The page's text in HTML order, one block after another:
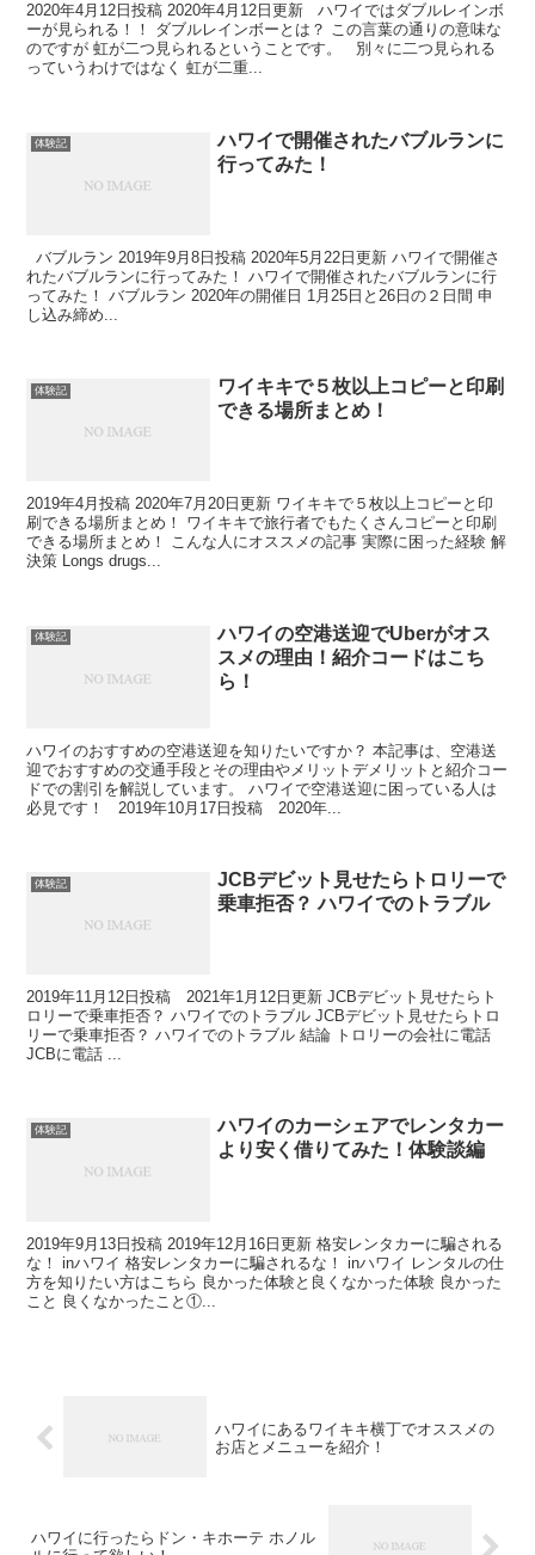
2020年4月12日投稿 2020年4月12日更新 ハワイではダブルレインボ
ーが見られる！！ ダブルレインボーとは？ この言葉の通りの意味な
のですが 虹が二つ見られるということです。 別々に二つ見られる
っていうわけではなく 虹が二重...
体験記
ハワイで開催されたバブルランに
行ってみた！
バブルラン 2019年9月8日投稿 2020年5月22日更新 ハワイで開催さ
れたバブルランに行ってみた！ ハワイで開催されたバブルランに行
ってみた！ バブルラン 2020年の開催日 1月25日と26日の２日間 申
し込み締め...
体験記
ワイキキで５枚以上コピーと印刷
できる場所まとめ！
2019年4月投稿 2020年7月20日更新 ワイキキで５枚以上コピーと印
刷できる場所まとめ！ ワイキキで旅行者でもたくさんコピーと印刷
できる場所まとめ！ こんな人にオススメの記事 実際に困った経験 解
決策 Longs drugs...
体験記
ハワイの空港送迎でUberがオス
スメの理由！紹介コードはこち
ら！
ハワイのおすすめの空港送迎を知りたいですか？ 本記事は、空港送
迎でおすすめの交通手段とその理由やメリットデメリットと紹介コー
ドでの割引を解説しています。 ハワイで空港送迎に困っている人は
必見です！ 2019年10月17日投稿 2020年...
体験記
JCBデビット見せたらトロリーで
乗車拒否？ ハワイでのトラブル
2019年11月12日投稿 2021年1月12日更新 JCBデビット見せたらト
ロリーで乗車拒否？ ハワイでのトラブル JCBデビット見せたらトロ
リーで乗車拒否？ ハワイでのトラブル 結論 トロリーの会社に電話
JCBに電話 ...
体験記
ハワイのカーシェアでレンタカー
より安く借りてみた！体験談編
2019年9月13日投稿 2019年12月16日更新 格安レンタカーに騙される
な！ inハワイ 格安レンタカーに騙されるな！ inハワイ レンタルの仕
方を知りたい方はこちら 良かった体験と良くなかった体験 良かった
こと 良くなかったこと①...
ハワイにあるワイキキ横丁でオススメの
お店とメニューを紹介！
ハワイに行ったらドン・キホーテ ホノル